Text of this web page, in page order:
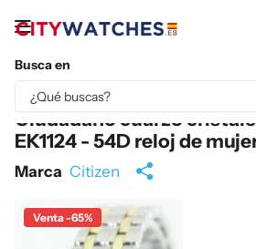
Busca en
Parte del contenido se ha
Ciudadano cuarzo
EK1124 - 54D reloj de
Marca Citizen
Venta -65%